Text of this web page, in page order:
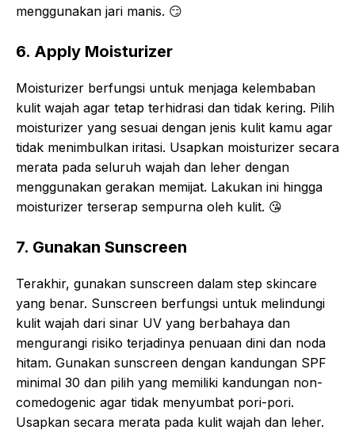
menggunakan jari manis. 😏
6. Apply Moisturizer
Moisturizer berfungsi untuk menjaga kelembaban
kulit wajah agar tetap terhidrasi dan tidak kering. Pilih
moisturizer yang sesuai dengan jenis kulit kamu agar
tidak menimbulkan iritasi. Usapkan moisturizer secara
merata pada seluruh wajah dan leher dengan
menggunakan gerakan memijat. Lakukan ini hingga
moisturizer terserap sempurna oleh kulit. 😘
7. Gunakan Sunscreen
Terakhir, gunakan sunscreen dalam step skincare
yang benar. Sunscreen berfungsi untuk melindungi
kulit wajah dari sinar UV yang berbahaya dan
mengurangi risiko terjadinya penuaan dini dan noda
hitam. Gunakan sunscreen dengan kandungan SPF
minimal 30 dan pilih yang memiliki kandungan non-
comedogenic agar tidak menyumbat pori-pori.
Usapkan secara merata pada kulit wajah dan leher.